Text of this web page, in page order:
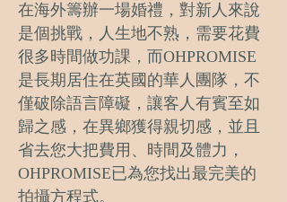
在海外籌辦一場婚禮，對新人來說
是個挑戰，人生地不熟，需要花費
很多時間做功課，而OHPROMISE
是長期居住在英國的華人團隊，不
僅破除語言障礙，讓客人有賓至如
歸之感，在異鄉獲得親切感，並且
省去您大把費用、時間及體力，
OHPROMISE已為您找出最完美的
拍攝方程式。